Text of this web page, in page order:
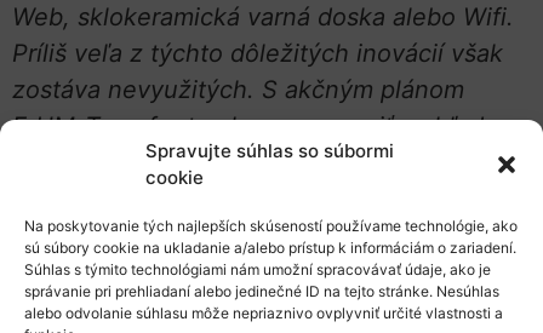
Spravujte súhlas so súbormi
cookie
Na poskytovanie tých najlepších skúseností používame technológie, ako
sú súbory cookie na ukladanie a/alebo prístup k informáciám o zariadení.
Súhlas s týmito technológiami nám umožní spracovávať údaje, ako je
správanie pri prehliadaní alebo jedinečné ID na tejto stránke. Nesúhlas
alebo odvolanie súhlasu môže nepriaznivo ovplyvniť určité vlastnosti a
Web, sklokeramická varná doska alebo Wifi.
Príliš veľa z týchto dôležitých inovácií však
zostáva nevyužitých. S akčným plánom
ErUM-Transfer to chceme zmeniť s ohľadom
na vzrušujúce výsledky našich rozsiahlych
počiatočnom štádiu uľahčíme spoluprácu
medzi výskumom a priemyslom. Poskytneme
stimuly na lepšie využitie výsledkov. A s